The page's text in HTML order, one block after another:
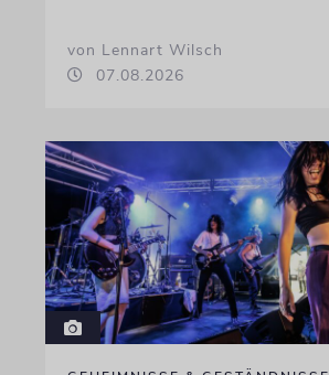
von Lennart Wilsch
07.08.2026